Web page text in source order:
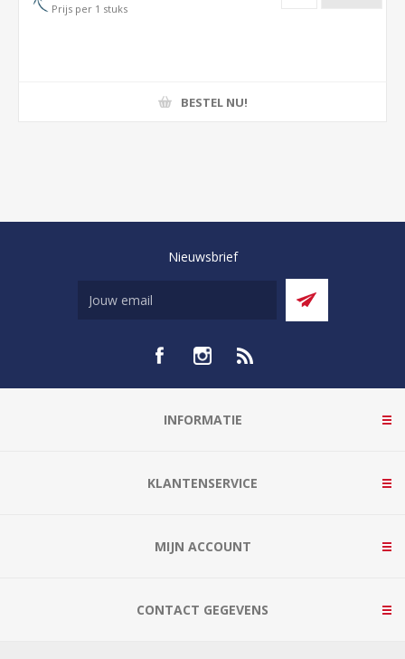
Prijs per 1 stuks
BESTEL NU!
Nieuwsbrief
INFORMATIE
KLANTENSERVICE
MIJN ACCOUNT
CONTACT GEGEVENS